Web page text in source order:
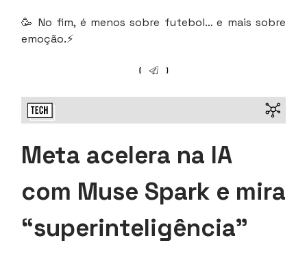
🥳 No fim, é menos sobre futebol… e mais sobre
emoção.⚡
Meta acelera na IA
com Muse Spark e mira
“superinteligência”